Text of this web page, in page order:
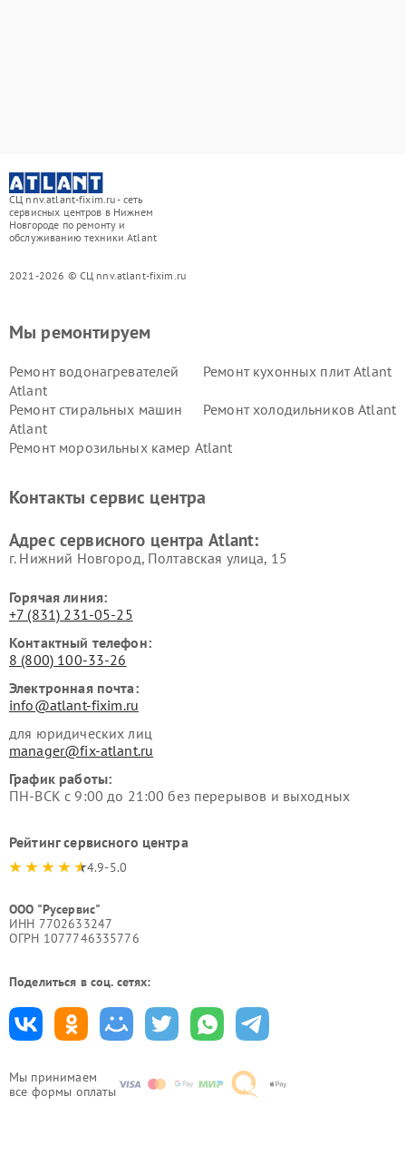
СЦ nnv.atlant-fixim.ru - сеть
сервисных центров в Нижнем
Новгороде по ремонту и
обслуживанию техники Atlant
2021-2026 © СЦ nnv.atlant-fixim.ru
Мы принимаем
все формы оплаты
Мы ремонтируем
Ремонт водонагревателей
Atlant
Ремонт кухонных плит Atlant
Ремонт стиральных машин
Atlant
Ремонт холодильников Atlant
Ремонт морозильных камер Atlant
Контакты сервис центра
Адрес сервисного центра Atlant:
г. Нижний Новгород, Полтавская улица, 15
Горячая линия:
+7 (831) 231-05-25
Контактный телефон:
8 (800) 100-33-26
Электронная почта:
info@atlant-fixim.ru
для юридических лиц
manager@fix-atlant.ru
График работы:
ПН-ВСК с 9:00 до 21:00 без перерывов и выходных
Рейтинг сервисного центра
4.9-5.0
ООО "Русервис"
ИНН 7702633247
ОГРН 1077746335776
Поделиться в соц. сетях: